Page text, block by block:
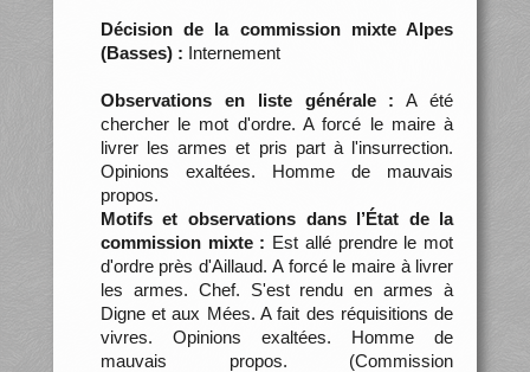
Décision de la commission mixte Alpes
(Basses) : Internement
Observations en liste générale : A été
chercher le mot d'ordre. A forcé le maire à
livrer les armes et pris part à l'insurrection.
Opinions exaltées. Homme de mauvais
propos.
Motifs et observations dans l’État de la
commission mixte : Est allé prendre le mot
d'ordre près d'Aillaud. A forcé le maire à livrer
les armes. Chef. S'est rendu en armes à
Digne et aux Mées. A fait des réquisitions de
vivres. Opinions exaltées. Homme de
mauvais propos. (Commission